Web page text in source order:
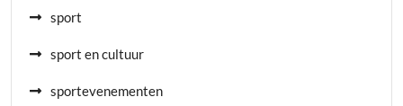
sport
sport en cultuur
sportevenementen